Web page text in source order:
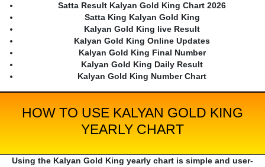
Satta Result Kalyan Gold King Chart 2026
Satta King Kalyan Gold King
Kalyan Gold King live Result
Kalyan Gold King Online Updates
Kalyan Gold King Final Number
Kalyan Gold King Daily Result
Kalyan Gold King Number Chart
HOW TO USE KALYAN GOLD KING
YEARLY CHART
Using the Kalyan Gold King yearly chart is simple and user-